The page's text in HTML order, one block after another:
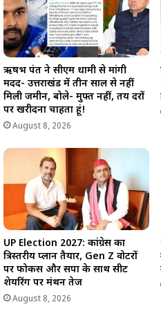
ऋषभ पंत ने सीएम धामी से मांगी
मदद- उत्तराखंड में तीन साल से नहीं
मिली जमीन, बोले- मुफ्त नहीं, तय दरों
पर खरीदना चाहता हूं!
August 8, 2026
UP Election 2027: कांग्रेस का
त्रिस्तरीय प्लान तैयार, Gen Z वोटरों
पर फोकस और सपा के साथ सीट
शेयरिंग पर मंथन तेज
August 8, 2026